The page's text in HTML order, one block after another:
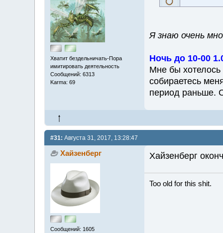
Хватит бездельничать-Пора
имитировать деятельность
Сообщений: 6313
Karma: 69
Я знаю очень
Ночь до 10-00
Мне бы
собираетесь
период раньше.
#31: Августа 31, 2017, 13:28:47
Хайзенберг
Сообщений: 1605
Хайзенберг
Too old for this shit.